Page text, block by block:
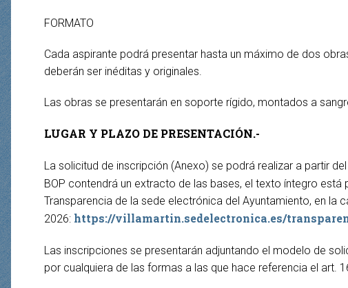
FORMATO
Cada aspirante podrá presentar hasta un máximo de dos
deberán ser inéditas y originales.
Las obras se presentarán en soporte rígido, montados a
LUGAR Y PLAZO DE PRESENTACIÓN.-
La solicitud de inscripción (Anexo) se podrá realizar a partir
BOP contendrá un extracto de las bases, el texto íntegro está
Transparencia de la sede electrónica del Ayuntamiento, en la
2026: https://villamartin.sedelectronica.es/
Las inscripciones se presentarán adjuntando el modelo de
por cualquiera de las formas a las que hace referencia el art.